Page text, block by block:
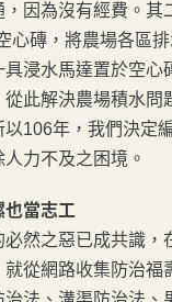
因為沒有經費。其
心磚，將農場各區
具浸水馬達置於空心
此解決農場積水問
106年，我們決定
力不及之困境。
也當志工
然之惡已成共識，
就從網路收集防治福